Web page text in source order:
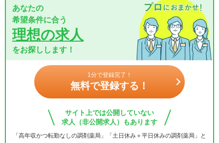
あなたの
希望条件に合う
理想の求人
をお探しします！
1分で登録完了！
無料で登録する！
サイト上では公開していない
求人（非公開求人）もあります
「高年収かつ転勤なしの調剤薬局」「土日休み＋平日休みの調剤薬局」と